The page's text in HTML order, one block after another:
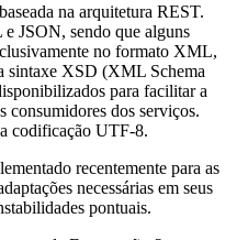
na arquitetura REST.
JSON, sendo que alguns
no formato XML,
sintaxe XSD (XML Schema
para facilitar a
consumidores dos serviços.
codificação UTF-8.
recentemente para as
necessárias em seus
pontuais.